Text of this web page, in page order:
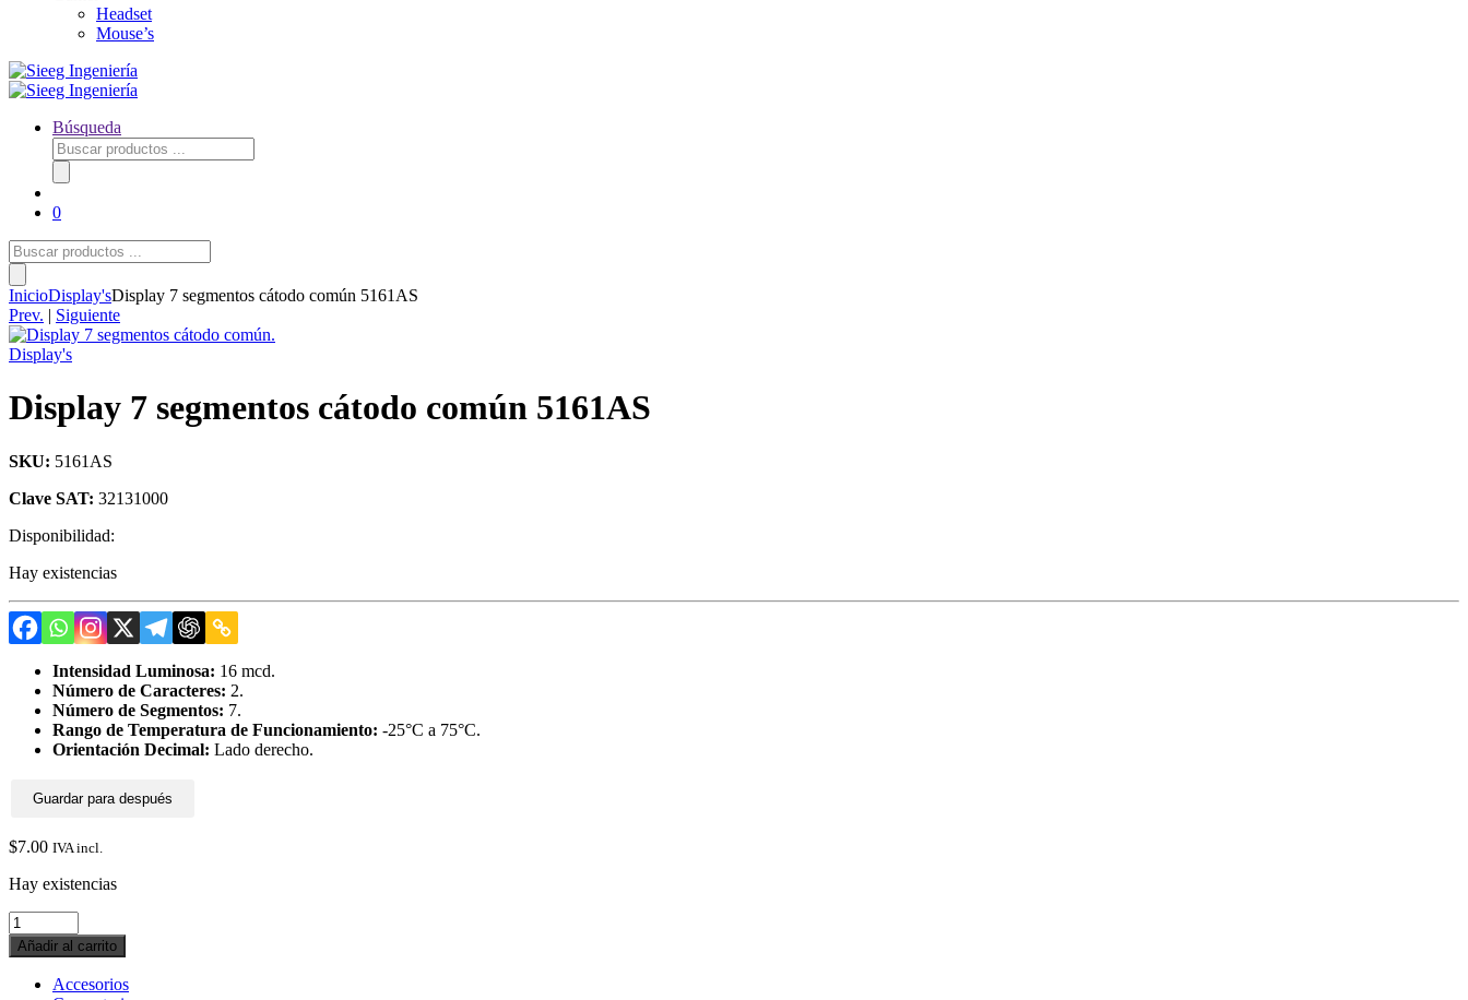
Headset
Mouse’s
Búsqueda
Búsqueda
de
productos
0
Búsqueda
de
productos
InicioDisplay'sDisplay 7 segmentos cátodo común 5161AS
Prev. | Siguiente
Display's
Display 7 segmentos cátodo común 5161AS
SKU: 5161AS
Clave SAT: 32131000
Disponibilidad:
Hay existencias
Intensidad Luminosa: 16 mcd.
Número de Caracteres: 2.
Número de Segmentos: 7.
Rango de Temperatura de Funcionamiento: -25°C a 75°C.
Orientación Decimal: Lado derecho.
Guardar para después
$7.00 IVA incl.
Hay existencias
Display
7
segmentos
cátodo
Añadir al carrito
Accesorios